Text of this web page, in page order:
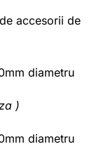
accesorii de
diametru
)
diametru